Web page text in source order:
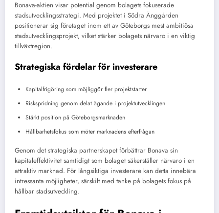
Bonava-aktien visar potential genom bolagets fokuserade
stadsutvecklingsstrategi. Med projektet i Södra Änggården
positionerar sig företaget inom ett av Göteborgs mest ambitiösa
stadsutvecklingsprojekt, vilket stärker bolagets närvaro i en viktig
tillväxtregion.
Strategiska fördelar för investerare
Kapitalfrigöring som möjliggör fler projektstarter
Riskspridning genom delat ägande i projektutvecklingen
Stärkt position på Göteborgsmarknaden
Hållbarhetsfokus som möter marknadens efterfrågan
Genom det strategiska partnerskapet förbättrar Bonava sin
kapitaleffektivitet samtidigt som bolaget säkerställer närvaro i en
attraktiv marknad. För långsiktiga investerare kan detta innebära
intressanta möjligheter, särskilt med tanke på bolagets fokus på
hållbar stadsutveckling.